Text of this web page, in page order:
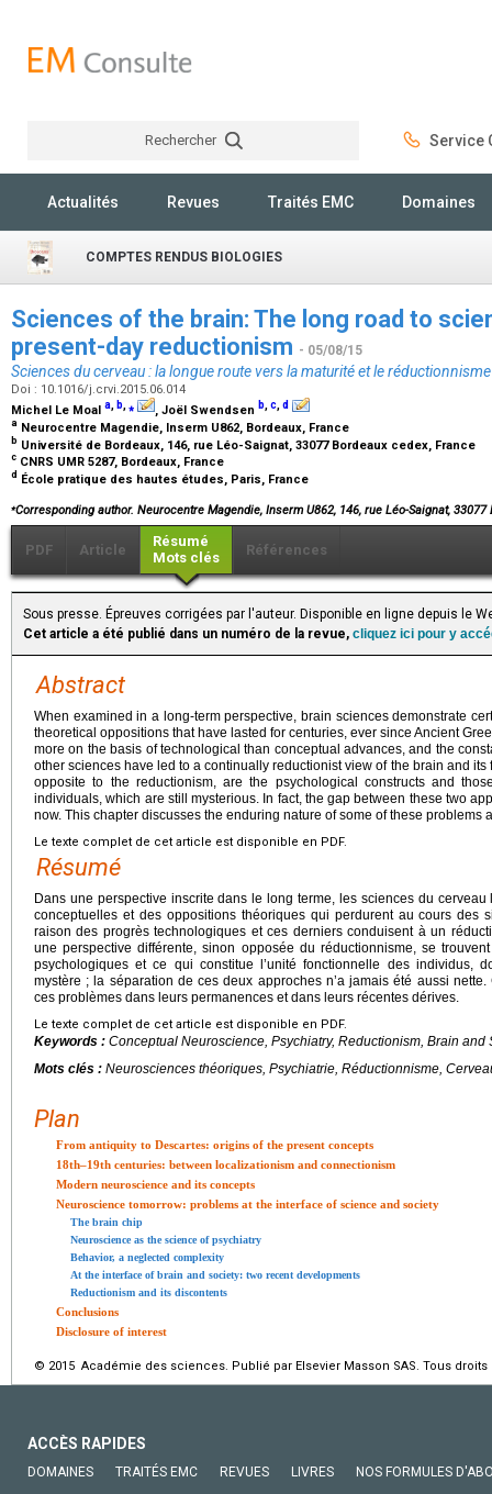
Rechercher Service
Actualités Revues Traités EMC Domaines
COMPTES RENDUS BIOLOGIES
Sciences of the brain: The long road to
present-day reductionism - 05/08/15
Sciences du cerveau : la longue route vers la maturité et le
Doi : 10.1016/j.crvi.2015.06.014
Michel Le Moal a, b,⁎ , Joël Swendsen b,c,d
a Neurocentre Magendie, Inserm U862, Bordeaux, France
b Université de Bordeaux, 146, rue Léo-Saignat, 33077 Bordeaux cedex, France
c CNRS UMR 5287, Bordeaux, France
d École pratique des hautes études, Paris, France
⁎Corresponding author. Neurocentre Magendie, Inserm U862, 146, rue Léo-Saignat, 33077
PDF Article
Résumé
Mots clés
Références
Sous presse. Épreuves corrigées par l'auteur. Disponible en ligne depuis le
Cet article a été publié dans un numéro de la revue, cliquez ici pour y
Abstract
When examined in a long-term perspective, brain sciences demonstrate
theoretical oppositions that have lasted for centuries, ever since Ancient
more on the basis of technological than conceptual advances, and the
other sciences have led to a continually reductionist view of the brain and its
opposite to the reductionism, are the psychological constructs and
individuals, which are still mysterious. In fact, the gap between these two
now. This chapter discusses the enduring nature of some of these problems
Le texte complet de cet article est disponible en PDF.
Résumé
Dans une perspective inscrite dans le long terme, les sciences du
conceptuelles et des oppositions théoriques qui perdurent au cours des
raison des progrès technologiques et ces derniers conduisent à un
une perspective différente, sinon opposée du réductionnisme, se
psychologiques et ce qui constitue l’unité fonctionnelle des individus,
mystère ; la séparation de ces deux approches n’a jamais été aussi
ces problèmes dans leurs permanences et dans leurs récentes dérives.
Le texte complet de cet article est disponible en PDF.
Keywords : Conceptual Neuroscience, Psychiatry, Reductionism, Brain and
Mots clés : Neurosciences théoriques, Psychiatrie, Réductionnisme,
Plan
From antiquity to Descartes: origins of the present concepts
18th–19th centuries: between localizationism and connectionism
Modern neuroscience and its concepts
Neuroscience tomorrow: problems at the interface of science and society
The brain chip
Neuroscience as the science of psychiatry
Behavior, a neglected complexity
At the interface of brain and society: two recent developments
Reductionism and its discontents
Conclusions
Disclosure of interest
© 2015 Académie des sciences. Publié par Elsevier Masson SAS. Tous droits
ACCÈS RAPIDES
DOMAINES TRAITÉS EMC REVUES LIVRES NOS FORMULES